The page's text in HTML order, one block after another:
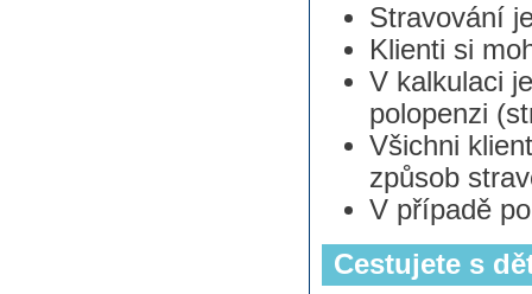
Stravování
Klienti si
V kalkulaci
polopenzi
Všichni
způsob
V případě
Cestujete s